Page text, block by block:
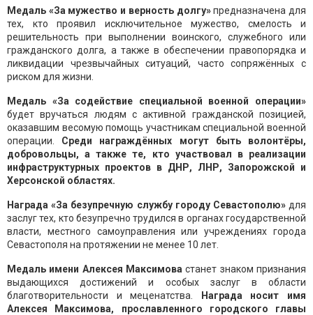
Медаль «За мужество и верность долгу»предназначена для
тех, кто проявил исключительное мужество, смелость и
решительность при выполнении воинского, служебного или
гражданского долга, а также в обеспечении правопорядка и
ликвидации чрезвычайных ситуаций, часто сопряжённых с
риском для жизни.
Медаль «За содействие специальной военной операции»
будет вручаться людям с активной гражданской позицией,
оказавшим весомую помощь участникам специальной военной
операции. Среди награждённых могут быть волонтёры,
добровольцы, а также те, кто участвовал в реализации
инфраструктурных проектов в ДНР, ЛНР, Запорожской и
Херсонской областях.
Награда «За безупречную службу городу Севастополю»для
заслуг тех, кто безупречно трудился в органах государственной
власти, местного самоуправления или учреждениях города
Севастополя на протяжении не менее 10 лет.
Медаль имени Алексея Максимовастанет знаком признания
выдающихся достижений и особых заслуг в области
благотворительности и меценатства.
Награда носит имя
Алексея Максимова, прославленного городского главы